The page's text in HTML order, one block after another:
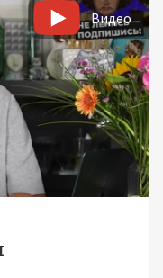
Видео